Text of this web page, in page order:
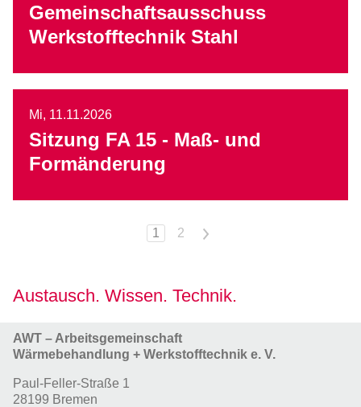
Gemeinschaftsausschuss
Werkstofftechnik Stahl
Mi, 11.11.2026
Sitzung FA 15 - Maß- und
Formänderung
1 2 >
Austausch. Wissen. Technik.
AWT – Arbeitsgemeinschaft
Wärmebehandlung + Werkstofftechnik e. V.
Paul-Feller-Straße 1
28199 Bremen